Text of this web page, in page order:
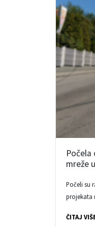
Počela
mreže
Počeli su
projekata
ČITAJ